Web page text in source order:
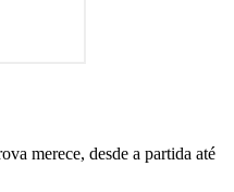
merece, desde a partida até